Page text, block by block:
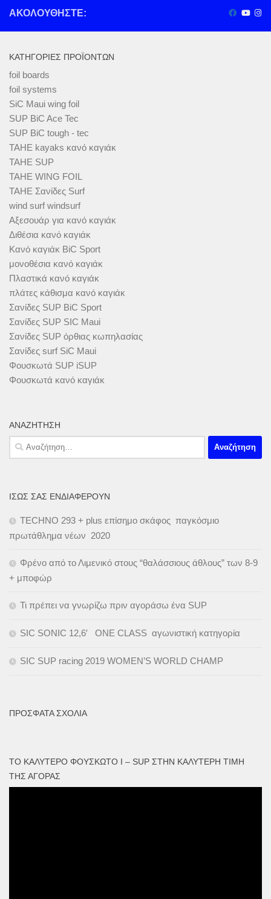
ΑΚΟΛΟΥΘΉΣΤΕ:
ΚΑΤΗΓΟΡΊΕΣ ΠΡΟΪΌΝΤΩΝ
foil boards
foil systems
SiC Maui wing foil
SUP BiC Ace Tec
SUP BiC tough - tec
TAHE kayaks κανό καγιάκ
TAHE SUP
TAHE WING FOIL
TAHE Σανίδες Surf
wind surf windsurf
Αξεσουάρ για κανό καγιάκ
Διθέσια κανό καγιάκ
Κανό καγιάκ BiC Sport
μονοθέσια κανό καγιάκ
Πλαστικά κανό καγιάκ
πλάτες κάθισμα κανό καγιάκ
Σανίδες SUP BiC Sport
Σανίδες SUP SIC Maui
Σανίδες SUP όρθιας κωπηλασίας
Σανίδες surf SiC Maui
Φουσκωτά SUP iSUP
Φουσκωτά κανό καγιάκ
ΑΝΑΖΉΤΗΣΗ
Αναζήτηση
για:
ΊΣΩΣ ΣΑΣ ΕΝΔΙΑΦΈΡΟΥΝ
TECHNO 293 + plus επίσημο σκάφος παγκόσμιο
πρωτάθλημα νέων 2020
Φρένο από το Λιμενικό στους “θαλάσσιους άθλους” των 8-9
+ μποφώρ
Τι πρέπει να γνωρίζω πριν αγοράσω ένα SUP
SIC SONIC 12,6′ ONE CLASS αγωνιστική κατηγορία
SIC SUP racing 2019 WOMEN’S WORLD CHAMP
ΠΡΌΣΦΑΤΑ ΣΧΌΛΙΑ
ΤΟ ΚΑΛΎΤΕΡΟ ΦΟΥΣΚΩΤΟ I – SUP ΣΤΗΝ ΚΑΛΎΤΕΡΗ ΤΙΜΉ
ΤΗΣ ΑΓΟΡΆΣ